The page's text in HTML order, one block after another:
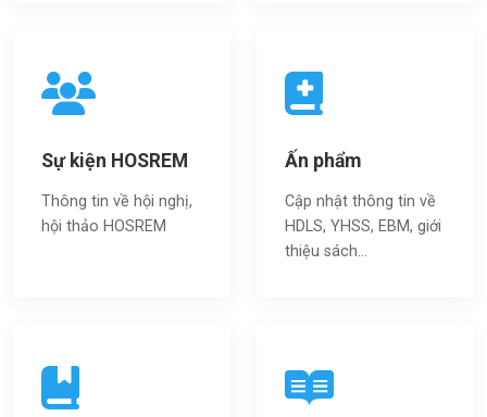
Sự kiện HOSREM
Thông tin về hội nghị,
hội thảo HOSREM
Ấn phẩm
Cập nhật thông tin về
HDLS, YHSS, EBM, giới
thiệu sách…